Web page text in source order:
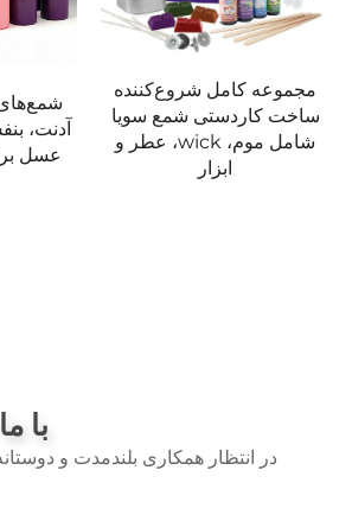
شروع‌کننده
شمع سویا
شامل موم، wick، عطر و
شمع‌های مخروطی
آدنت، بنفش و صورتی
عسل برای تاجک
با
در انتظار همکاری بلندمدت و